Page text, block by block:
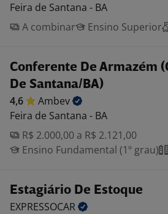
Feira de Santana - BA
A combinar
Ensino Superior
Conferente De Armazém
De Santana/BA)
4,6
Ambev
Feira de Santana - BA
R$ 2.000,00 a R$ 2.121,00
Ensino Fundamental (1º grau)
Estagiário De Estoque
EXPRESSOCAR